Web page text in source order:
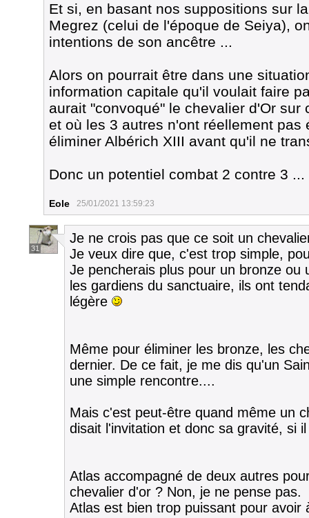
Et si, en basant nos suppositions sur
Megrez (celui de l'époque de Seiya),
intentions de son ancêtre ...
Alors on pourrait être dans une
information capitale qu'il voulait faire
aurait "convoqué" le chevalier d'Or
et où les 3 autres n'ont réellement pas
éliminer Albérich XIII avant qu'il ne
Donc un potentiel combat 2 contre 3 ...
Eole 25/01/2021 13:59:23
31
Je ne crois pas que ce soit un
Je veux dire que, c'est trop simple,
Je pencherais plus pour un bronze
les gardiens du sanctuaire, ils ont
légère
Même pour éliminer les bronze, les
dernier. De ce fait, je me dis qu'un
une simple rencontre....
Mais c'est peut-être quand même un
disait l'invitation et donc sa gravité, si
Atlas accompagné de deux autres
chevalier d'or ? Non, je ne pense pas.
Atlas est bien trop puissant pour avoir